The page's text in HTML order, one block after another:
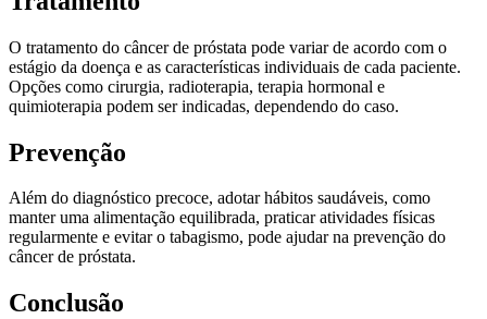
O tratamento do câncer de próstata pode variar de acordo com o
estágio da doença e as características individuais de cada paciente.
Opções como cirurgia, radioterapia, terapia hormonal e
quimioterapia podem ser indicadas, dependendo do caso.
Prevenção
Além do diagnóstico precoce, adotar hábitos saudáveis, como
manter uma alimentação equilibrada, praticar atividades físicas
regularmente e evitar o tabagismo, pode ajudar na prevenção do
câncer de próstata.
Conclusão